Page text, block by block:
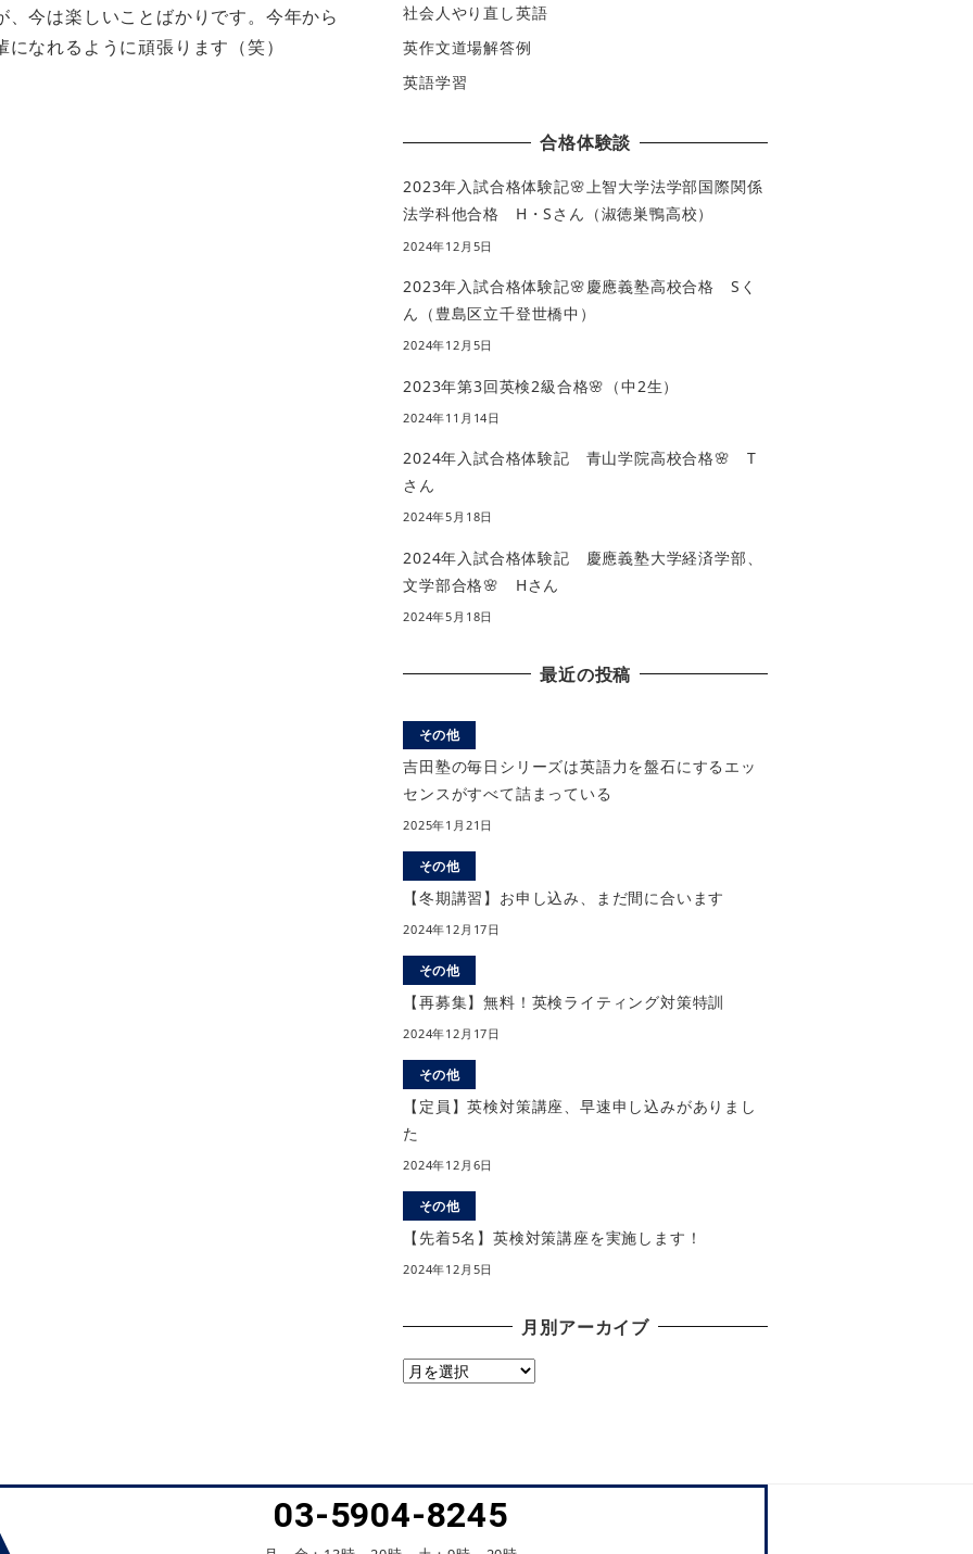
今は楽しいことばかりです。今年から
なれるように頑張ります（笑）
社会人やり直し英語
英作文道場解答例
英語学習
合格体験談
2023年入試合格体験記🌸上智大学法学部国際関係
法学科他合格 H・Sさん（淑徳巣鴨高校）
2024年12月5日
2023年入試合格体験記🌸慶應義塾高校合格 Sく
ん（豊島区立千登世橋中）
2024年12月5日
2023年第3回英検2級合格🌸（中2生）
2024年11月14日
2024年入試合格体験記 青山学院高校合格🌸 T
さん
2024年5月18日
2024年入試合格体験記 慶應義塾大学経済学部、
文学部合格🌸 Hさん
2024年5月18日
最近の投稿
その他
吉田塾の毎日シリーズは英語力を盤石にするエッ
センスがすべて詰まっている
2025年1月21日
その他
【冬期講習】お申し込み、まだ間に合います
2024年12月17日
その他
【再募集】無料！英検ライティング対策特訓
2024年12月17日
その他
【定員】英検対策講座、早速申し込みがありまし
た
2024年12月6日
その他
【先着5名】英検対策講座を実施します！
2024年12月5日
月別アーカイブ
月
イ
ブ
03-5904-8245